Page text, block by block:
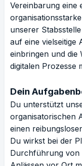
Vereinbarung eine
unserer
auf eine vielseitige
einbringen und die
digitalen Prozesse
Dein
Du unterstützt
organisatorischen
einen
Du wirkst bei der
Durchführung von